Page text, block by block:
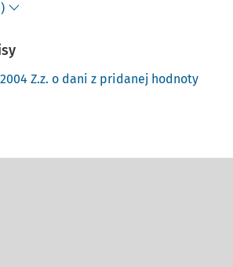
Z.z. o dani z pridanej hodnoty